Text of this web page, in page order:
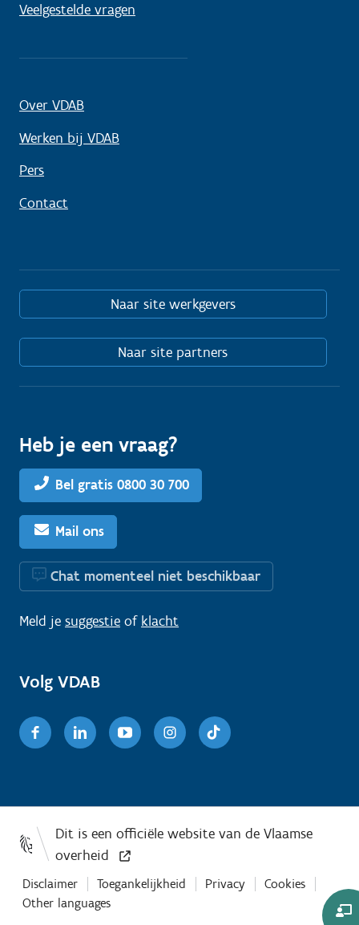
Veelgestelde vragen
Over VDAB
Werken bij VDAB
Pers
Contact
Naar site werkgevers
Naar site partners
Heb je een vraag?
Bel gratis 0800 30 700
Mail ons
Chat momenteel niet beschikbaar
Meld je suggestie of klacht
Volg VDAB
FacebookLinkedinYoutubeInstagram
Disclaimer Toegankelijkheid Privacy
Cookies
Other languages